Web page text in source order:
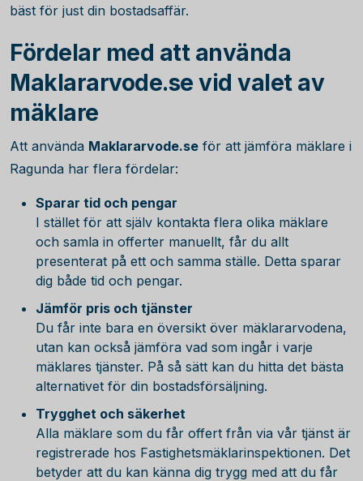
bäst för just din bostadsaffär.
Fördelar med att använda
Maklararvode.se vid valet av
mäklare
Att använda Maklararvode.se för att jämföra mäklare i
Ragunda har flera fördelar:
Sparar tid och pengar
I stället för att själv kontakta flera olika mäklare
och samla in offerter manuellt, får du allt
presenterat på ett och samma ställe. Detta sparar
dig både tid och pengar.
Jämför pris och tjänster
Du får inte bara en översikt över mäklararvodena,
utan kan också jämföra vad som ingår i varje
mäklares tjänster. På så sätt kan du hitta det bästa
alternativet för din bostadsförsäljning.
Trygghet och säkerhet
Alla mäklare som du får offert från via vår tjänst är
registrerade hos Fastighetsmäklarinspektionen. Det
betyder att du kan känna dig trygg med att du får